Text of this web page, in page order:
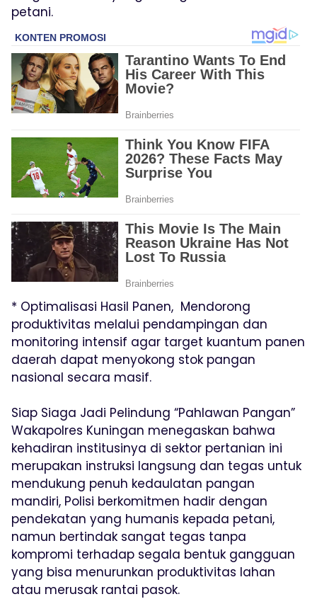
petani.
* Optimalisasi Hasil Panen, Mendorong
produktivitas melalui pendampingan dan
monitoring intensif agar target kuantum panen
daerah dapat menyokong stok pangan
nasional secara masif.
Siap Siaga Jadi Pelindung “Pahlawan Pangan”
Wakapolres Kuningan menegaskan bahwa
kehadiran institusinya di sektor pertanian ini
merupakan instruksi langsung dan tegas untuk
mendukung penuh kedaulatan pangan
mandiri, Polisi berkomitmen hadir dengan
pendekatan yang humanis kepada petani,
namun bertindak sangat tegas tanpa
kompromi terhadap segala bentuk gangguan
yang bisa menurunkan produktivitas lahan
atau merusak rantai pasok.